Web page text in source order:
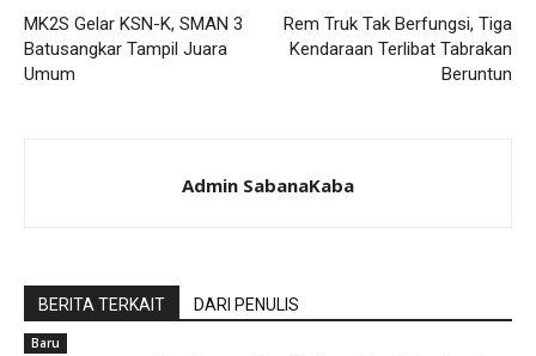
MK2S Gelar KSN-K, SMAN 3
Batusangkar Tampil Juara
Umum
Rem Truk Tak Berfungsi, Tiga
Kendaraan Terlibat Tabrakan
Beruntun
Admin SabanaKaba
BERITA TERKAIT DARI PENULIS
Baru